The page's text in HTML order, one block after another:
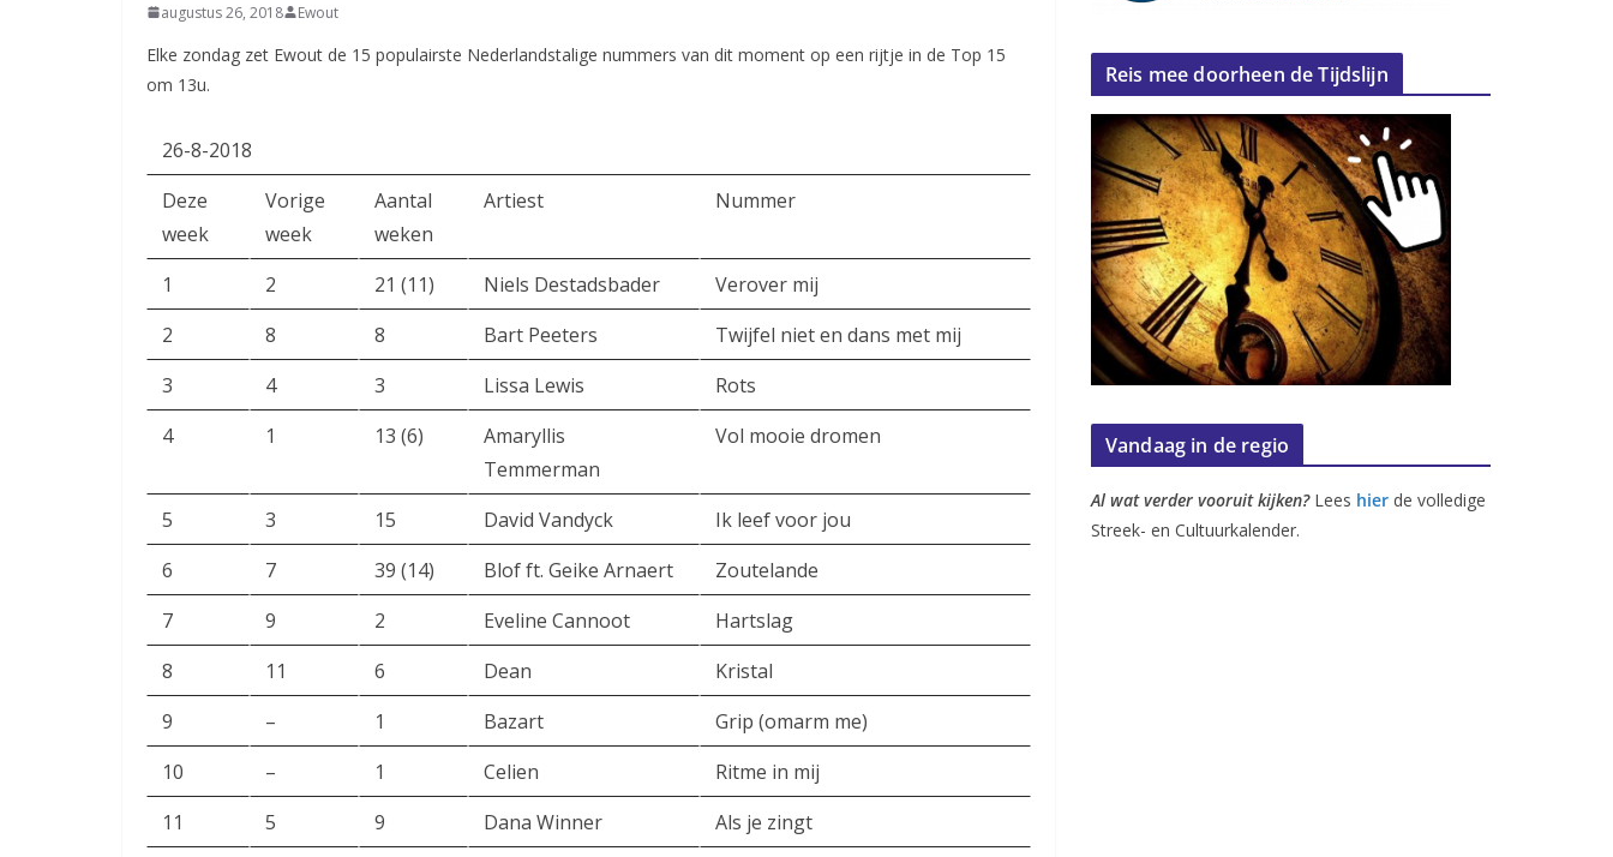
augustus 26, 2018 Ewout
Elke zondag zet Ewout de 15 populairste Nederlandstalige nummers van dit moment op een rijtje in de Top 15
om 13u.
26-8-2018
Deze
week
Vorige
week
Aantal
weken
Artiest Nummer
1 2 21 (11) Niels Destadsbader
Verover mij
2
8 8 Bart Peeters
Twijfel niet en dans met mij
3
4 3 Lissa Lewis
Rots
4
1 13 (6)
Amaryllis
Temmerman
Vol mooie dromen
5 3 15 David Vandyck
Ik leef voor jou
6
7 39 (14) Blof ft. Geike Arnaert
Zoutelande
7
9 2 Eveline Cannoot
Hartslag
8
11 6 Dean
Kristal
9
– 1 Bazart
Grip (omarm me)
10
– 1 Celien
Ritme in mij
11
5 9 Dana Winner
Als je zingt
Reis mee doorheen de Tijdslijn
Vandaag in de regio
Al wat verder vooruit kijken?Lees hier de volledige
Streek- en Cultuurkalender.